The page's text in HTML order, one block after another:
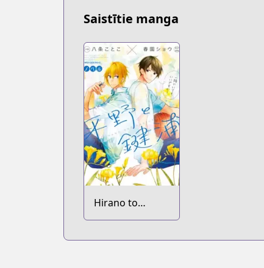
Saistītie manga
Hirano to
Kagiura